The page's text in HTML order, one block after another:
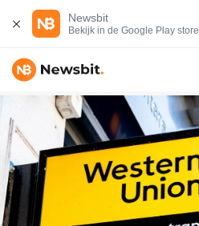
Newsbit
Bekijk in de Google Play store